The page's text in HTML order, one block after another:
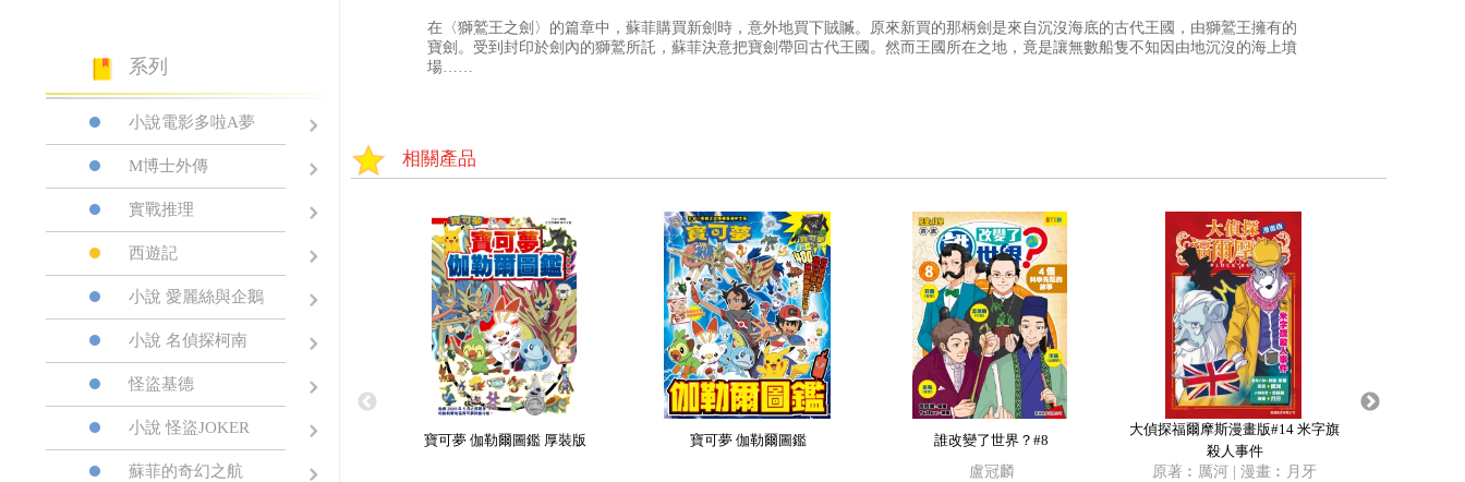
系列
小說電影多啦A夢
M博士外傳
實戰推理
西遊記
小說 愛麗絲與企鵝
小說 名偵探柯南
怪盜基德
小說 怪盜JOKER
蘇菲的奇幻之航
在〈獅鷲王之劍〉的篇章中，蘇菲購買新劍時，意外地買下賊贓。原來新買的那柄劍是來自沉沒海底的古代王國，由獅鷲王擁有的
寶劍。受到封印於劍內的獅鷲所託，蘇菲決意把寶劍帶回古代王國。然而王國所在之地，竟是讓無數船隻不知因由地沉沒的海上墳
場……
相關產品
寶可夢 伽勒爾圖鑑 厚裝版 寶可夢 伽勒爾圖鑑
誰改變了世界？#8
盧冠麟
大偵探福爾摩斯漫畫版#14 米字旗
殺人事件
原著︰厲河 | 漫畫︰月牙